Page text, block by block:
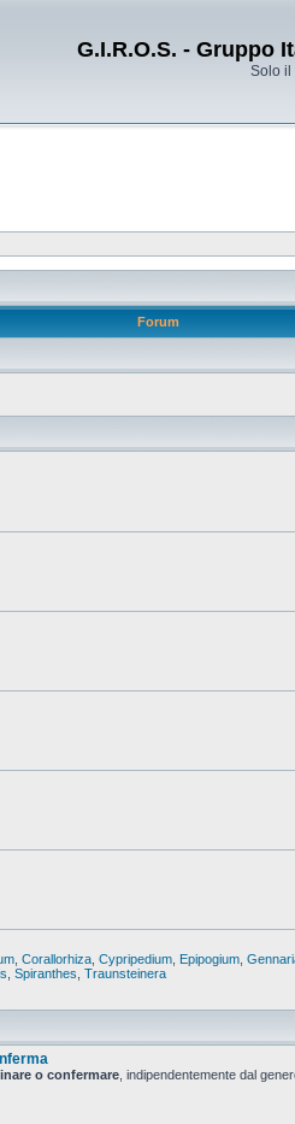
G.I.R.O.S. - Gruppo
Solo il
Forum
Corallorhiza Cypripedium Epipogium
Spiranthes Traunsteinera
o confermare , indipendentemente dal